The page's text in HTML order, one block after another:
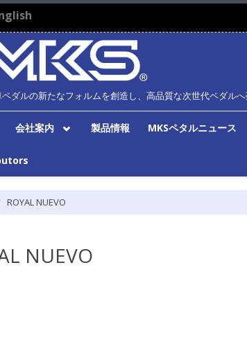
ダルの新たなフォルムを創造し、高品質な次世代ペダルへ
会社案内 製品情報 MKSペタルニュース
ROYAL NUEVO
NUEVO